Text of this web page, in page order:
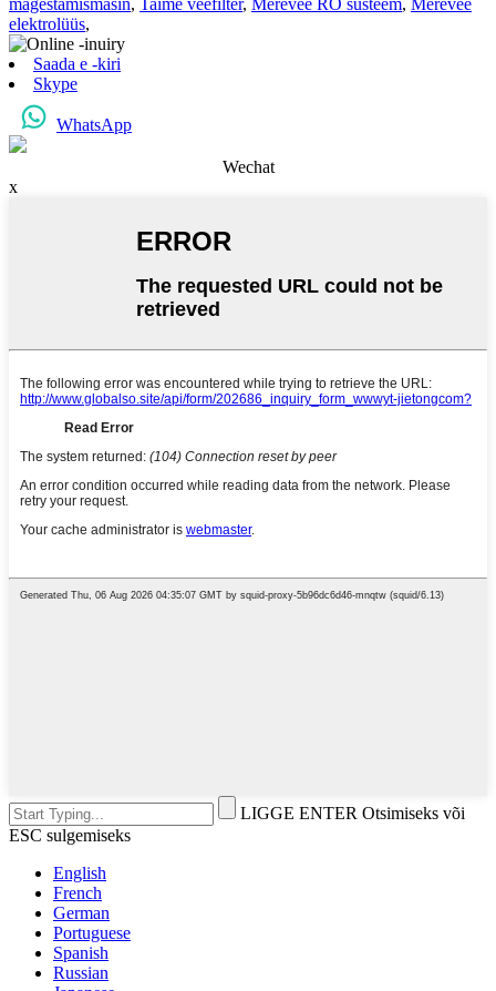
magestamismasin, Taime veefilter, Merevee RO süsteem, Merevee
elektrolüüs,
Saada e -kiri
Skype
WhatsApp
Wechat
x
LIGGE ENTER Otsimiseks või
ESC sulgemiseks
English
French
German
Portuguese
Spanish
Russian